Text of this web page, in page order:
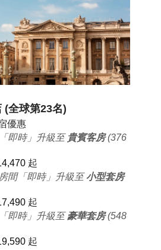
(全球第23名)
優惠
即時」升級至 貴賓客房(376
起
間「即時」升級至小型套房
起
即時」升級至豪華套房(548
起